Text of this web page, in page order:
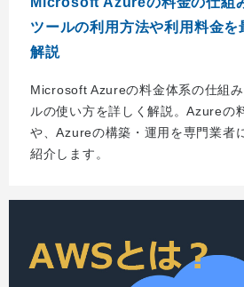
ツールの利用方法や利用料金を
解説
Microsoft Azureの料金体系の仕組
ルの使い方を詳しく解説。Azureの
や、Azureの構築・運用を専門業者
紹介します。